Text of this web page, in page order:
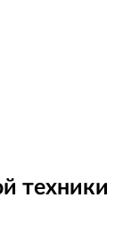
техники